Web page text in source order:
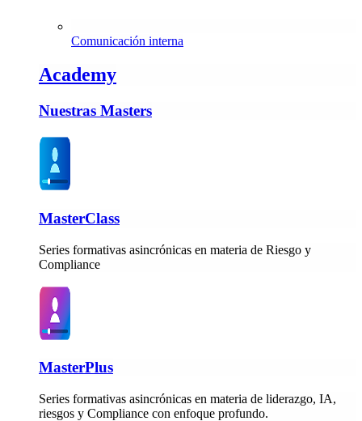
Comunicación interna
Academy
Nuestras Masters
MasterClass
Series formativas asincrónicas en materia de Riesgo y
Compliance
MasterPlus
Series formativas asincrónicas en materia de liderazgo, IA,
riesgos y Compliance con enfoque profundo.